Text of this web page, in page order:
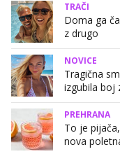
TRAČI
Doma ga
z drugo
NOVICE
Tragična
izgubila boj
PREHRANA
To je
nova